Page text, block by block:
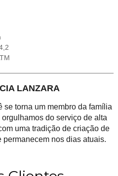
LANZARA
se torna um membro da família
do serviço de alta
uma tradição de criação de
nos dias atuais.